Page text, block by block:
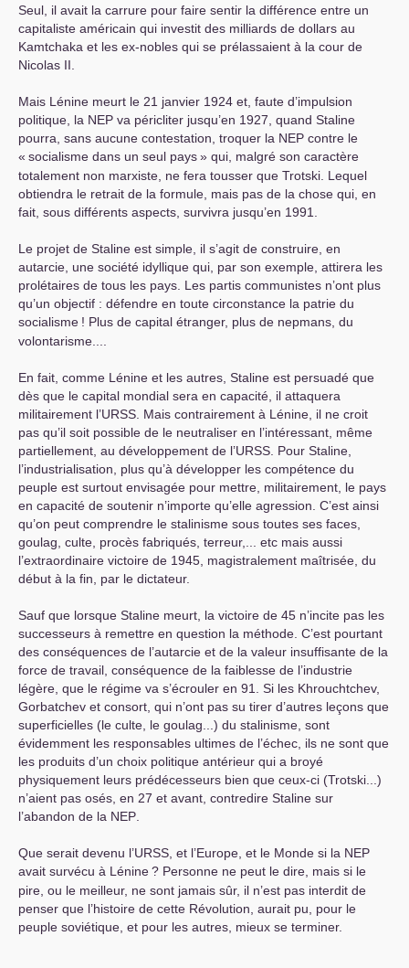
Seul, il avait la carrure pour faire sentir la différence entre un
capitaliste américain qui investit des milliards de dollars au
Kamtchaka et les ex-nobles qui se prélassaient à la cour de
Nicolas II
Mais Lénine meurt le 21 janvier 1924 et, faute d’impulsion
politique, la NEP va péricliter jusqu’en 1927, quand Staline
pourra, sans aucune contestation, troquer la NEP contre le
« socialisme dans un seul pays» qui, malgré son caractère
totalement non marxiste, ne fera tousser que Trotski. Lequel
obtiendra le retrait de la formule, mais pas de la chose qui, en
fait, sous différents aspects, survivra jusqu’en 1991.
Le projet de Staline est simple, il s’agit de construire, en
autarcie, une société idyllique qui, par son exemple, attirera les
prolétaires de tous les pays. Les partis communistes n’ont plus
qu’un objectif : défendre en toute circonstance la patrie du
socialisme ! Plus de capital étranger, plus de nepmans, du
volontarisme....
En fait, comme Lénine et les autres, Staline est persuadé que
dès que le capital mondial sera en capacité, il attaquera
militairement l’URSS . Mais contrairement à Lénine, il ne croit
pas qu’il soit possible de le neutraliser en l’intéressant, même
partiellement, au développement de l’URSS . Pour Staline,
l’industrialisation, plus qu’à développer les compétence du
peuple est surtout envisagée pour mettre, militairement, le pays
en capacité de soutenir n’importe qu’elle agression. C’est ainsi
qu’on peut comprendre le stalinisme sous toutes ses faces,
goulag, culte, procès fabriqués, terreur,... etc mais aussi
l’extraordinaire victoire de 1945, magistralement maîtrisée, du
début à la fin, par le dictateur.
Sauf que lorsque Staline meurt, la victoire de 45 n’incite pas les
successeurs à remettre en question la méthode. C’est pourtant
des conséquences de l’autarcie et de la valeur insuffisante de la
force de travail, conséquence de la faiblesse de l’industrie
légère, que le régime va s’écrouler en 91. Si les Khrouchtchev,
Gorbatchev et consort, qui n’ont pas su tirer d’autres leçons que
superficielles (le culte, le goulag...) du stalinisme, sont
évidemment les responsables ultimes de l’échec, ils ne sont que
les produits d’un choix politique antérieur qui a broyé
physiquement leurs prédécesseurs bien que ceux-ci (Trotski...)
n’aient pas osés, en 27 et avant, contredire Staline sur
l’abandon de la NEP
Que serait devenu l’URSS , et l’Europe, et le Monde si la NEP
avait survécu à Lénine? Personne ne peut le dire, mais si le
pire, ou le meilleur, ne sont jamais sûr, il n’est pas interdit de
penser que l’histoire de cette Révolution, aurait pu, pour le
peuple soviétique, et pour les autres, mieux se terminer.